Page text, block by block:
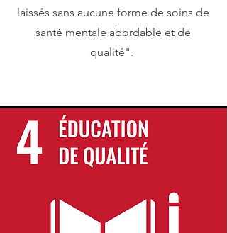
laissés sans aucune forme de soins de
santé mentale abordable et de
qualité".